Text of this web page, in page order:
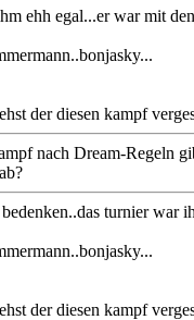
ehh egal...er war mit
der diesen kampf
nach Dream-Regeln
turnier war
der diesen kampf